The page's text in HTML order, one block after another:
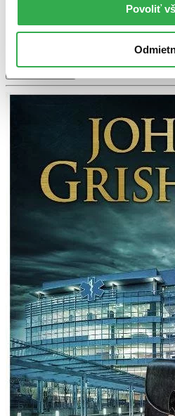
Povoliť
iba posledné kusy a ďalšie už
ponáhľajte sa!